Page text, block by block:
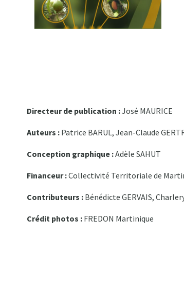
Directeur de publication :José MAURICE
Auteurs : Patrice BARUL, Jean-Claude
Conception graphique :Adèle SAHUT
Financeur :Collectivité Territoriale de
Contributeurs : Bénédicte GERVAIS,
Crédit photos : FREDON Martinique